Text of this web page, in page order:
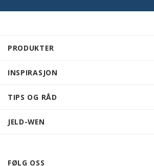
PRODUKTER
INSPIRASJON
TIPS OG RÅD
JELD-WEN
FØLG OSS